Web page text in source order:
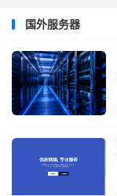
国外服务器